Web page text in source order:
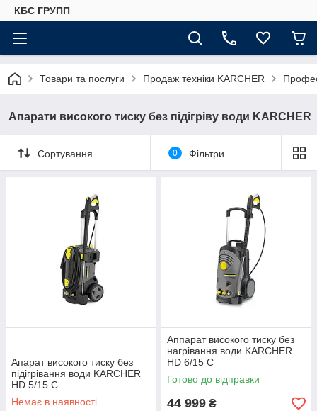
КБС ГРУПП
Товари та послуги Продаж техніки KARCHER
Апарати високого тиску без підігріву води KARCHER
Сортування 0 Фільтри
Апарат високого тиску без
підігрівання води KARCHER
HD 5/15 C
Немає в наявності
Аппарат високого тиску без
нагрівання води KARCHER
HD 6/15 C
Готово до відправки
44 999 ₴